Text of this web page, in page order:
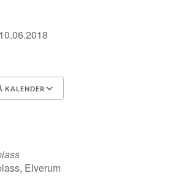
KALENDER
Elverum